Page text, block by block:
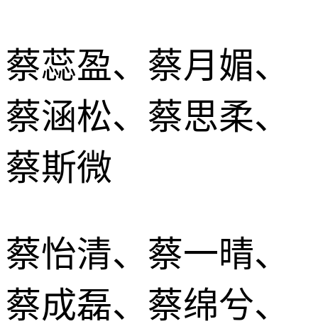
蔡蕊盈、蔡月媚、
蔡涵松、蔡思柔、
蔡斯微
蔡怡清、蔡一晴、
蔡成磊、蔡绵兮、